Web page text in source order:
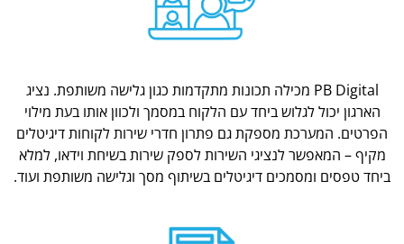
PB Digital מכילה תכונות מתקדמות כגון גלישה משותפת. נציג
הארגון יכול לגלוש ביחד עם הלקוח במסמך ולכוון אותו בעת מילוי
הפרטים. המערכת מספקת גם פתרון חדרי שירות לקוחות דיגיטלים
מקיף – המאפשר לנציגי השירות לספק שירות בשיחת וידאו, למלא
ביחד טפסים ומסמכים דיגיטלים בשיתוף מסך וגלישה משותפת ועוד.